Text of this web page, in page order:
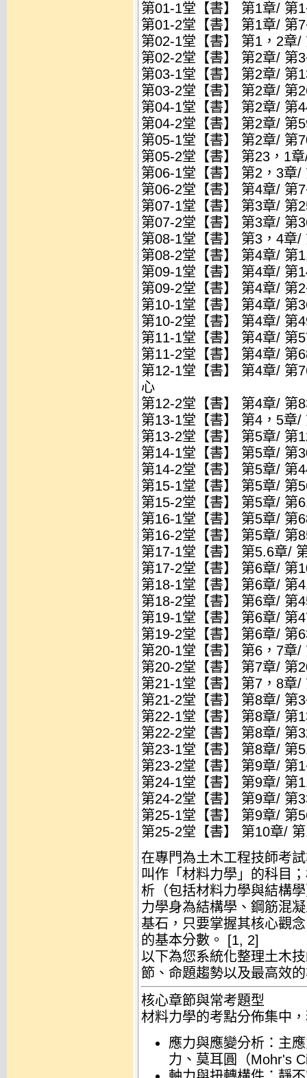
第01-1堂【書】 第1章/ 第
第01-2堂【書】 第1章/ 第
第02-1堂【書】 第1，2章
第02-2堂【書】 第2章/ 第
第03-1堂【書】 第2章/ 第
第03-2堂【書】 第2章/ 第
第04-1堂【書】 第2章/ 第
第04-2堂【書】 第2章/ 第
第05-1堂【書】 第2章/ 第
第05-2堂【書】 第23，1
第06-1堂【書】 第2，3章
第06-2堂【書】 第4章/ 第
第07-1堂【書】 第3章/ 第
第07-2堂【書】 第3章/ 第
第08-1堂【書】 第3，4章
第08-2堂【書】 第4章/ 第
第09-1堂【書】 第4章/ 第
第09-2堂【書】 第4章/ 第
第10-1堂【書】 第4章/ 第
第10-2堂【書】 第4章/ 第
第11-1堂【書】 第4章/ 第
第11-2堂【書】 第4章/ 第
第12-1堂【書】 第4章/ 第
心
第12-2堂【書】 第4章/ 第
第13-1堂【書】 第4，5章
第13-2堂【書】 第5章/ 第
第14-1堂【書】 第5章/ 第
第14-2堂【書】 第5章/ 第
第15-1堂【書】 第5章/ 第
第15-2堂【書】 第5章/ 第
第16-1堂【書】 第5章/ 第
第16-2堂【書】 第5章/ 第
第17-1堂【書】 第5.6章/
第17-2堂【書】 第6章/ 第
第18-1堂【書】 第6章/ 第
第18-2堂【書】 第6章/ 第
第19-1堂【書】 第6章/ 第
第19-2堂【書】 第6章/ 第
第20-1堂【書】 第6，7章
第20-2堂【書】 第7章/ 第
第21-1堂【書】 第7，8章
第21-2堂【書】 第8章/ 第
第22-1堂【書】 第8章/ 第
第22-2堂【書】 第8章/ 第
第23-1堂【書】 第8章/ 第
第23-2堂【書】 第9章/ 第
第24-1堂【書】 第9章/ 第
第24-2堂【書】 第9章/ 第
第25-1堂【書】 第9章/ 第
第25-2堂【書】 第10章/
在專門為土木工程技師考
叫作「材料力學」的科目；
析（包括材料力學與結構
力學身為結構學、鋼筋混
基石，只要掌握其核心觀
的基本分數 。 [1, 2]
以下為您系統化整理土木
節、命題趨勢以及最高效
核心章節與常考題型
材料力學的考點分佈集中
應力與應變分析 ：主
力、莫耳圓（Mohr's